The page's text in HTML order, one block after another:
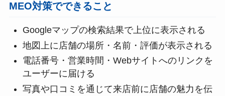
MEO対策でできること
Googleマップの検索結果で上位に表示される
地図上に店舗の場所・名前・評価が表示される
電話番号・営業時間・Webサイトへのリンクを
ユーザーに届ける
写真や口コミを通じて来店前に店舗の魅力を伝